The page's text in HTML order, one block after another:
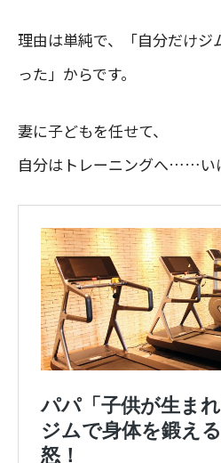
理由は単純で、「自分だけジ
った」からです。
妻に子どもを任せて、
自分はトレーニングへ……い